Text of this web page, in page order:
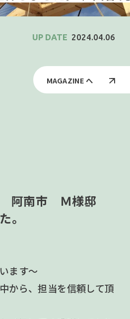
2024.04.06
MAGAZINE へ
阿南市 Ｍ様邸
。
ます～
から、担当を信頼して頂